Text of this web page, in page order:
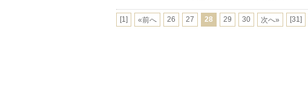
[1] «前へ 26 27 28 29 30 次へ» [31]